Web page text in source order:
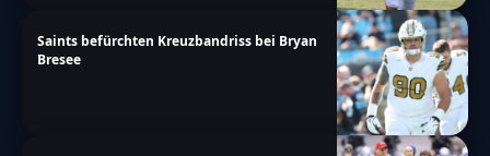
Saints befürchten Kreuzbandriss bei Bryan
Bresee